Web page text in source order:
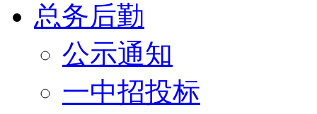
总务后勤
公示通知
一中招投标